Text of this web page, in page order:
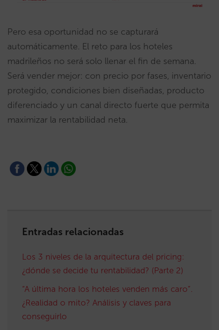
Pero esa oportunidad no se capturará
automáticamente. El reto para los hoteles
madrileños no será solo llenar el fin de semana.
Será vender mejor: con precio por fases, inventario
protegido, condiciones bien diseñadas, producto
diferenciado y un canal directo fuerte que permita
maximizar la rentabilidad neta.
Entradas relacionadas
Los 3 niveles de la arquitectura del pricing:
¿dónde se decide tu rentabilidad? (Parte 2)
“A última hora los hoteles venden más caro”.
¿Realidad o mito? Análisis y claves para
conseguirlo